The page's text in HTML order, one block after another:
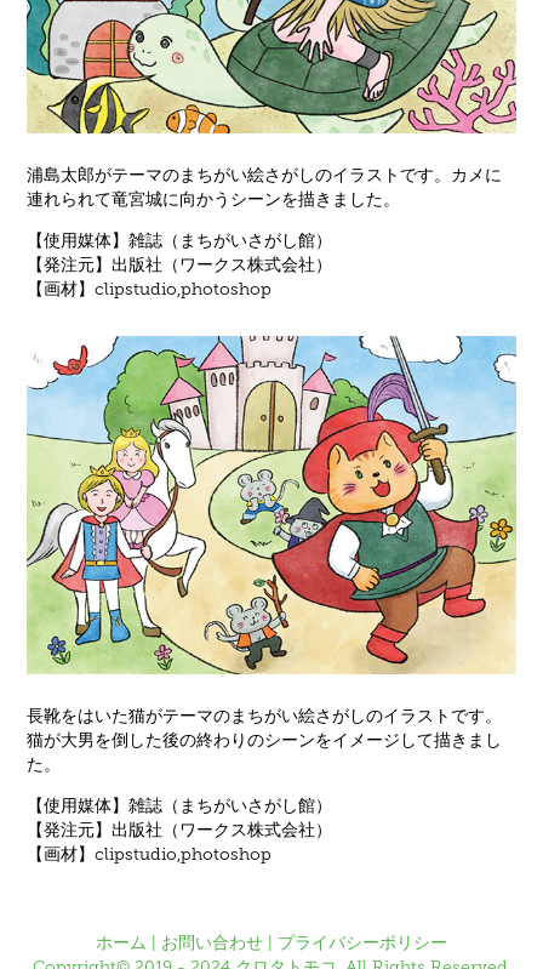
浦島太郎がテーマのまちがい絵さがしのイラストです。カメに
連れられて竜宮城に向かうシーンを描きました。
【使用媒体】雑誌（まちがいさがし館）
【発注元】出版社（ワークス株式会社）
【画材】clipstudio,photoshop
長靴をはいた猫がテーマのまちがい絵さがしのイラストです。
猫が大男を倒した後の終わりのシーンをイメージして描きまし
た。
【使用媒体】雑誌（まちがいさがし館）
【発注元】出版社（ワークス株式会社）
【画材】clipstudio,photoshop
ホーム お問い合わせ
プライバシーポリシー